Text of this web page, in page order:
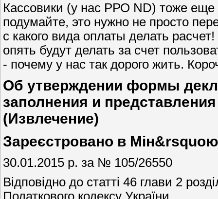
Кассовики (у нас РРО ND) тоже
подумайте, это нужно не просто
с какого вида оплаты делать
опять будут делать за счет
- почему у нас так дорого жить.
Об утверждении формы
заполнения и
(Извлечение)
Зареєстровано в
30.01.2015 р. за № 105/26550
Відповідно до статті 46 глави 2
Податкового кодексу України